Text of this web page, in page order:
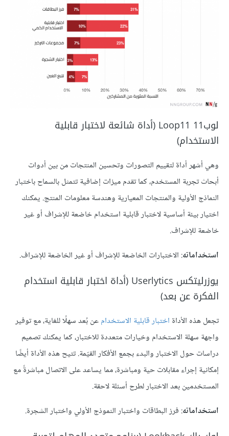
لوب11 Loop11 (أداة شائعة لاختبار قابلية
الاستخدام)
وهي أشهر أداة لتقييم التصورات وتحسين المنتجات من بين أدوات
أبحاث تجربة المستخدم، كما تقدم ميزات إضافية تتمثل بالسماح باختبار
النماذج الأولية والمنتجات المعيارية وهندسة معلومات المنتج. يمكنك
اختيار بيئة أساسية لاختبار قابلية استخدام خاضعة للإشراف أو غير
خاضعة للإشراف.
استخداماته: الاختبارات الخاضعة للإشراف أو غير الخاضعة للإشراف.
يوزرليتكس Userlytics (أداة اختبار قابلية استخدام
الفكرة عن بعد)
تجعل هذه الأداة اختبار قابلية الاستخدامعن بُعد سهلًا للغاية، مع توفير
واجهة سهلة الاستخدام وخيارات متعددة للاختبار، كما يمكنك تصميم
دراسات حول الاختبار والبدء بجمع الأفكار القيّمة. تتيح هذه الأداة أيضًا
إمكانية إجراء مقابلات حية ومباشرة، مما يساعد على الاتصال مباشرةً مع
المستخدمين بعد الاختبار لطرح أسئلة لاحقة.
استخداماته: فرز البطاقات واختبار النموذج الأولي واختبار الشجرة.